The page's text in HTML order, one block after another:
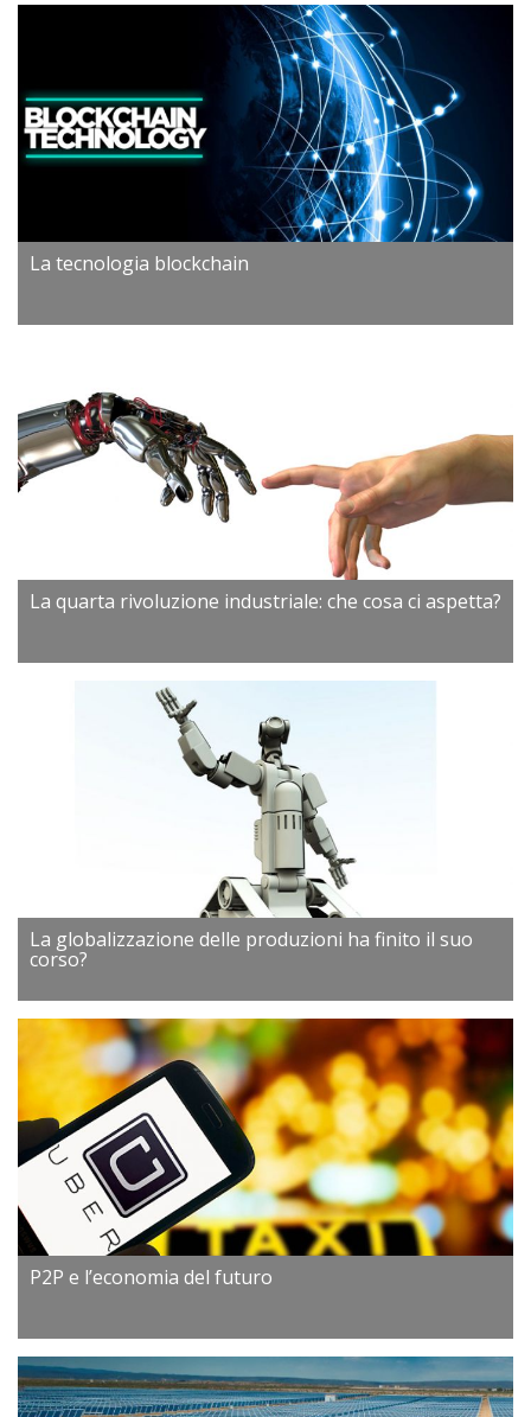
La tecnologia blockchain
La quarta rivoluzione industriale: che cosa ci aspetta?
La globalizzazione delle produzioni ha finito il suo
corso?
P2P e l’economia del futuro